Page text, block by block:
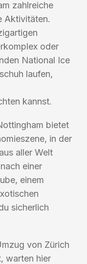
zahlreiche
Aktivitäten.
oder
National Ice
laufen,
kannst.
bietet
in der
aller Welt
einer
einem
sicherlich
von Zürich
warten hier